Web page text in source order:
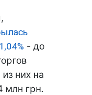
- до
них на
млн грн.